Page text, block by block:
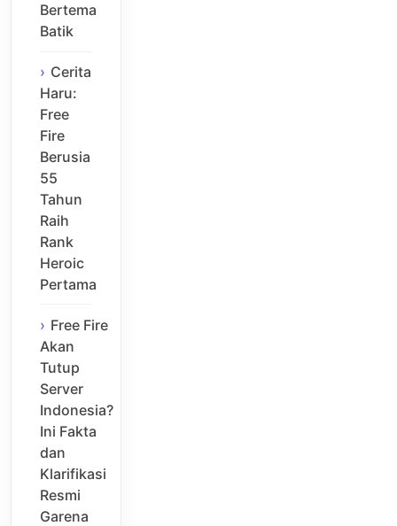
Bertema
Batik
Cerita
Haru:
Free
Fire
Berusia
55
Tahun
Raih
Rank
Heroic
Pertama
Free Fire
Akan
Tutup
Server
Indonesia?
Ini Fakta
dan
Klarifikasi
Resmi
Garena